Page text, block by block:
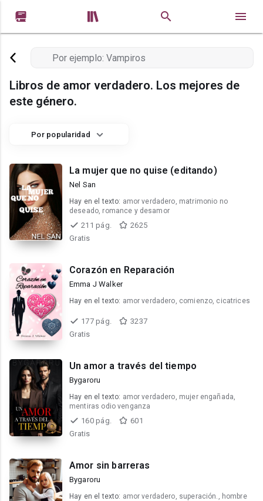
 
Libros de amor verdadero. Los mejores de
este género.
Por popularidad
La mujer que no quise (editando)
Nel San
Hay en el texto: amor verdadero, matrimonio no
deseado, romance y desamor
211 pág.
2625
Gratis
Corazón en Reparación
Emma J Walker
Hay en el texto: amor verdadero, comienzo, cicatrices
177 pág.
3237
Gratis
Un amor a través del tiempo
Bygaroru
Hay en el texto: amor verdadero, mujer engañada,
mentiras odio venganza
160 pág.
601
Gratis
Amor sin barreras
Bygaroru
Hay en el texto: amor verdadero, superación., hombre